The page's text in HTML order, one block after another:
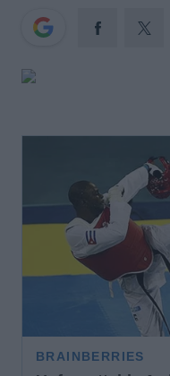
Συνεντεύξεις